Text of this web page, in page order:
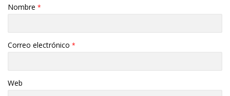
Nombre *
Correo electrónico *
Web